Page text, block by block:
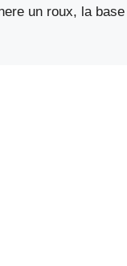
un roux, la